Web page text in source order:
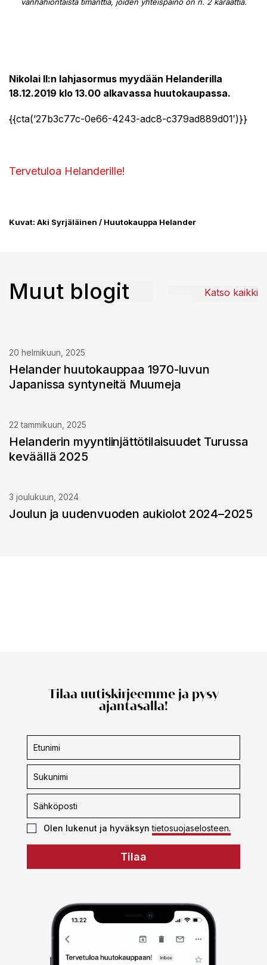
vanhahiontaista timanttia, joiden yhteispaino on n. 2 karaattia.
Nikolai II:n lahjasormus myydään Helanderilla
18.12.2019 klo 13.00 alkavassa huutokaupassa.
{{cta(’27b3c77c-0e66-4243-adc8-c379ad889d01′)}}
Tervetuloa Helanderille!
Kuvat: Aki Syrjäläinen / Huutokauppa Helander
Muut blogit Katso kaikki
20 helmikuun, 2025
Helander huutokauppaa 1970-luvun
Japanissa syntyneitä Muumeja
22 tammikuun, 2025
Helanderin myyntiinjättötilaisuudet Turussa
keväällä 2025
3 joulukuun, 2024
Joulun ja uudenvuoden aukiolot 2024–2025
Tilaa uutiskirjeemme ja pysy
ajantasalla!
Uutiskirjeen
tilaus
Olen lukenut ja hyväksyntietosuojaselosteen.
Tilaa